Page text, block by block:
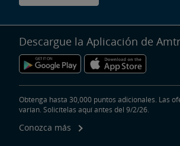
Descargue la Aplicación de
Obtenga hasta 30,000 puntos adicionales. Las
varían. Solicítelas aquí antes del 9/2/26.
Conozca más